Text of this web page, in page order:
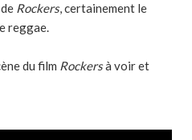
Rockers, certainement le
reggae.
du film Rockersà voir et